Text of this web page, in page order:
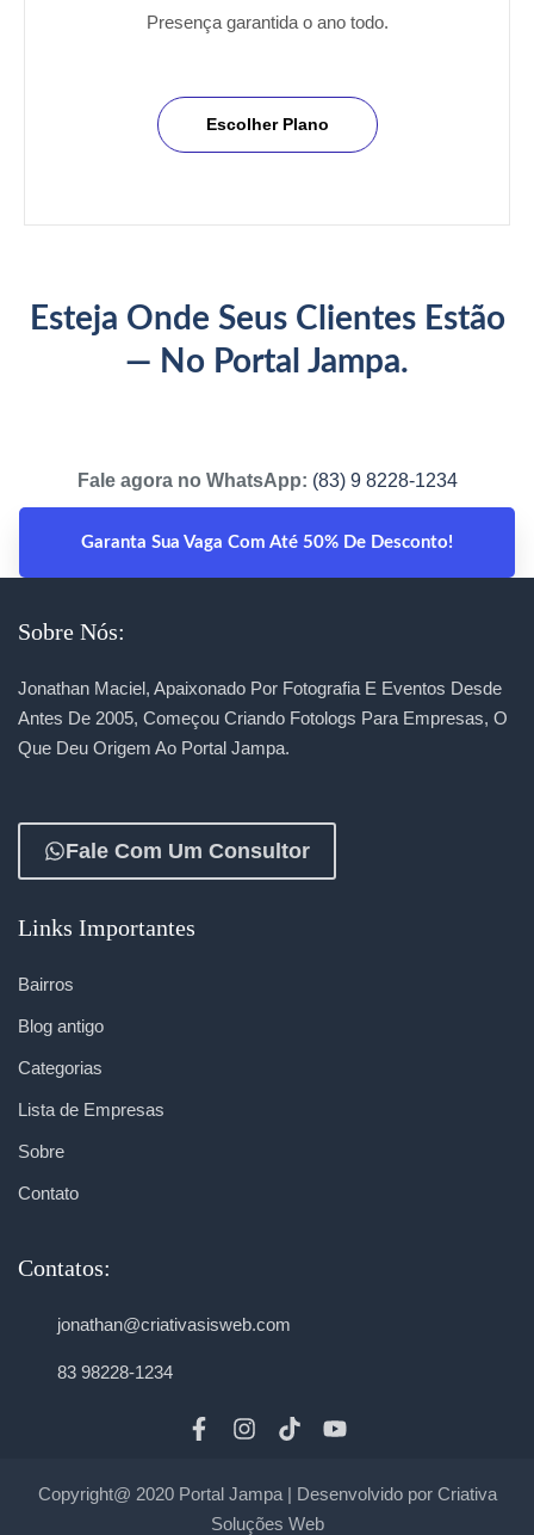
Presença garantida o ano todo.
Escolher Plano
Esteja Onde Seus Clientes Estão
— No Portal Jampa.
Fale agora no WhatsApp: (83) 9 8228-1234
Garanta Sua Vaga Com Até 50% De Desconto!
Sobre Nós:
Jonathan Maciel, Apaixonado Por Fotografia E Eventos Desde
Antes De 2005, Começou Criando Fotologs Para Empresas, O
Que Deu Origem Ao Portal Jampa.
Fale Com Um Consultor
Links Importantes
Bairros
Blog antigo
Categorias
Lista de Empresas
Sobre
Contato
Contatos:
jonathan@criativasisweb.com
83 98228-1234
Copyright@ 2020 Portal Jampa | Desenvolvido por Criativa
Soluções Web